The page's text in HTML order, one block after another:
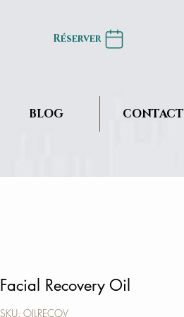
Réserver
BLOG CONTACT
Facial Recovery Oil
SKU: OILRECOV